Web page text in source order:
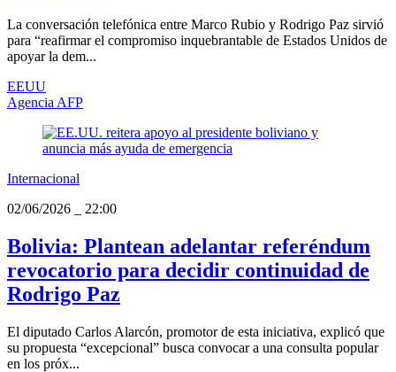
La conversación telefónica entre Marco Rubio y Rodrigo Paz sirvió
para “reafirmar el compromiso inquebrantable de Estados Unidos de
apoyar la dem...
EEUU
Agencia AFP
Internacional
02/06/2026
22:00
Bolivia: Plantean adelantar referéndum
revocatorio para decidir continuidad de
Rodrigo Paz
El diputado Carlos Alarcón, promotor de esta iniciativa, explicó que
su propuesta “excepcional” busca convocar a una consulta popular
en los próx...